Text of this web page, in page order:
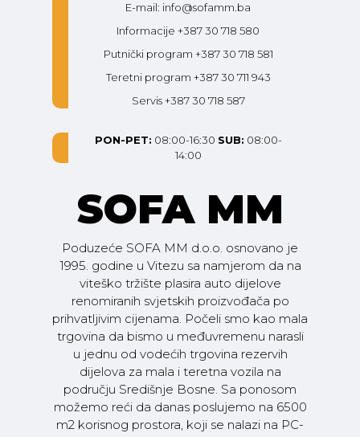
E-mail: info@sofamm.ba
Informacije +387 30 718 580
Putnički program +387 30 718 581
Teretni program +387 30 711 943
Servis +387 30 718 587
PON-PET: 08:00-16:30 SUB: 08:00-
14:00
SOFA MM
Poduzeće SOFA MM d.o.o. osnovano je
1995. godine u Vitezu sa namjerom da na
viteško tržište plasira auto dijelove
renomiranih svjetskih proizvođača po
prihvatljivim cijenama. Počeli smo kao mala
trgovina da bismo u međuvremenu narasli
u jednu od vodećih trgovina rezervih
dijelova za mala i teretna vozila na
području Središnje Bosne. Sa ponosom
možemo reći da danas poslujemo na 6500
m2 korisnog prostora, koji se nalazi na PC-